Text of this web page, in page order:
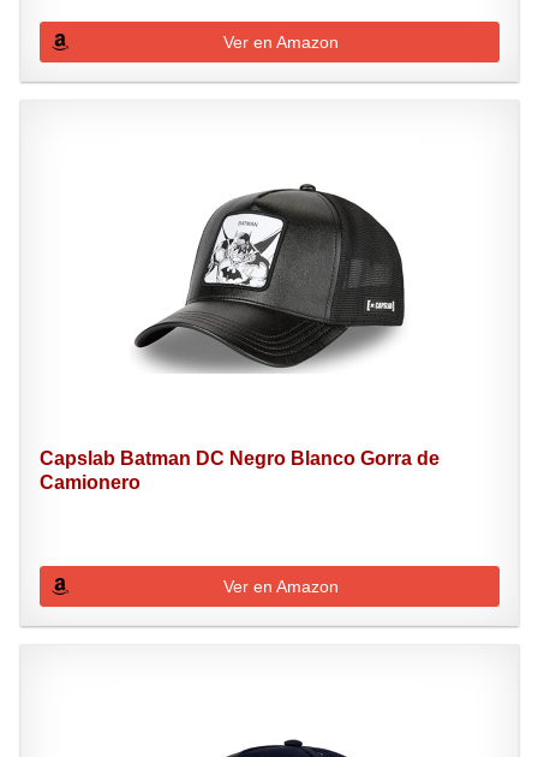
Ver en Amazon
Capslab Batman DC Negro Blanco Gorra de
Camionero
Ver en Amazon